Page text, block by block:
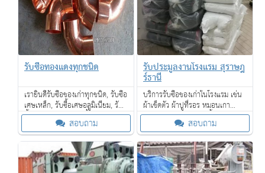
รับซื้อทองแดงทุกชนิด
เรายินดีรับซื้อของเก่าทุกชนิด, รับซื้อ
เศษเหล็ก, รับซื้อเศษอลูมิเนียม, รับ
ซื้อเศษสแตนเลส, รับซื้อเศษ
ทองแดง, รับซื้อเศษทองเหลือง
เป็นต้น
สอบถาม
รับประมูลงานโรงแรม สุราษฎ
ร์ธานี
บริการรับซื้อของเก่าในโรงแรม เช่น
ผ้าเช็ดตัว ผ้าปูที่รอร หมอนเกา
เฟอร์นิเจอร์ โคมไฟ กาน้ำร้อน ไดร์
เป่าผม โซฟา เตียงนอน ที่นอน และ
อื่น ๆ
สอบถาม